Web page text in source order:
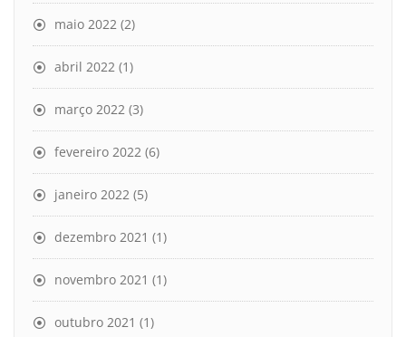
maio 2022 (2)
abril 2022 (1)
março 2022 (3)
fevereiro 2022 (6)
janeiro 2022 (5)
dezembro 2021 (1)
novembro 2021 (1)
outubro 2021 (1)